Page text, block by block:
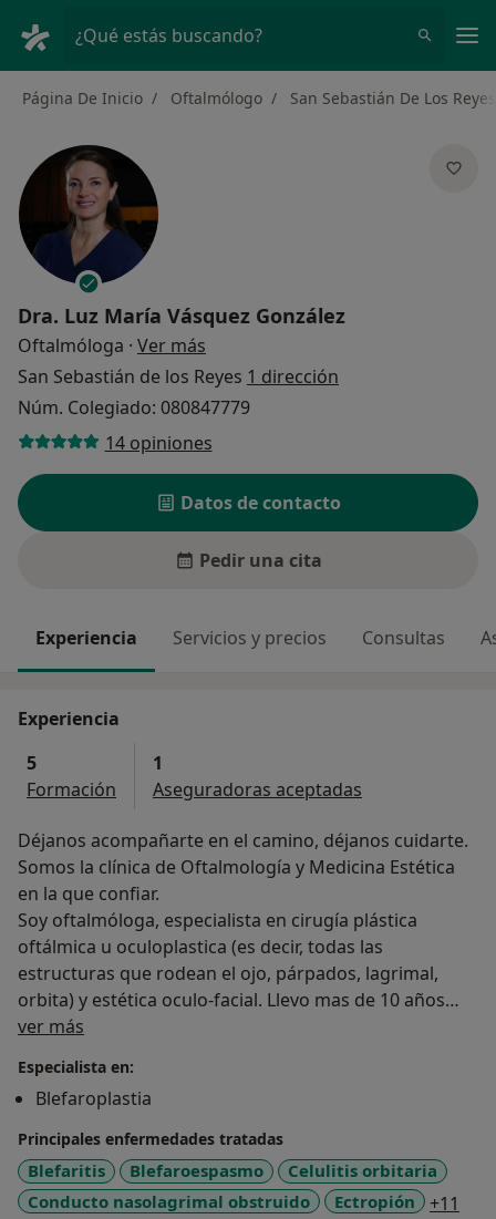
¿Qué estás buscando?
Página De Inicio Oftalmólogo San Sebastián De Los Reyes
Dra. Luz María Vásquez González
Oftalmóloga · Ver más
San Sebastián de los Reyes 1 dirección
Núm. Colegiado: 080847779
14 opiniones
Datos de contacto
Pedir una cita
Experiencia Servicios y precios Consultas
Experiencia
5
Formación
1
Aseguradoras aceptadas
Déjanos acompañarte en el camino, déjanos cuidarte.
Somos la clínica de Oftalmología y Medicina Estética
en la que confiar.
Soy oftalmóloga, especialista en cirugía plástica
oftálmica u oculoplastica (es decir, todas las
estructuras que rodean el ojo, párpados, lagrimal,
orbita) y estética oculo-facial. Llevo mas de 10 años
dedicada a esta sub-especialidad y me encanta mi
ver más
Especialista en:
Blefaroplastia
Principales enfermedades tratadas
Blefaritis Blefaroespasmo
Celulitis orbitaria
Conducto nasolagrimal obstruido
Ectropión +11